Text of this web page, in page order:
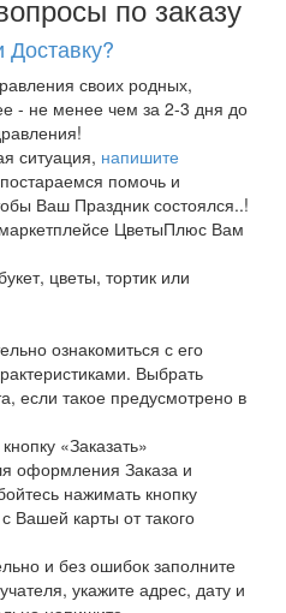
по заказу
своих родных,
- не менее чем за 2-3 дня до
ситуация, напишите
помочь и
Ваш Праздник состоялся..!
ЦветыПлюс Вам
цветы, тортик или
ознакомиться с его
Выбрать
если такое предусмотрено в
«Заказать»
оформления Заказа и
нажимать кнопку
Вашей карты от такого
и без ошибок заполните
укажите адрес, дату и